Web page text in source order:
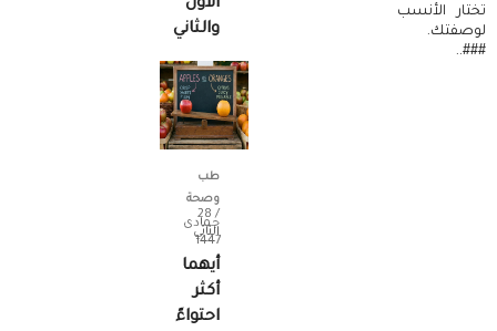
تختار الأنسب
لوصفتك.
###..
الأول
والثاني
طب
وصحة
/ 28
جمادى
الثاني
1447
أيهما
أكثر
احتواءً